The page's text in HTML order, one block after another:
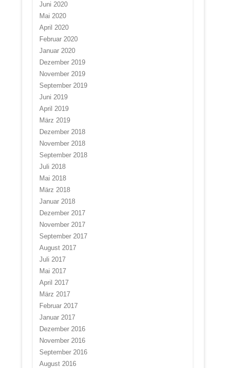
Juni 2020
Mai 2020
April 2020
Februar 2020
Januar 2020
Dezember 2019
November 2019
September 2019
Juni 2019
April 2019
März 2019
Dezember 2018
November 2018
September 2018
Juli 2018
Mai 2018
März 2018
Januar 2018
Dezember 2017
November 2017
September 2017
August 2017
Juli 2017
Mai 2017
April 2017
März 2017
Februar 2017
Januar 2017
Dezember 2016
November 2016
September 2016
August 2016